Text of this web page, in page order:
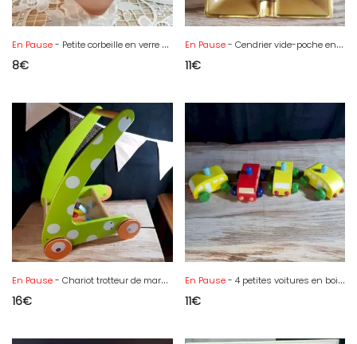
En Pause- Petite corbeille en verre dépoli rose
8€
En Pause- Cendrier vide-poche en porcelaine avec le blason de Clisson
11€
En Pause- Chariot trotteur de marche en bois et ses éléments colorés
16€
En Pause- 4 petites voitures en bois pouët pouët
11€